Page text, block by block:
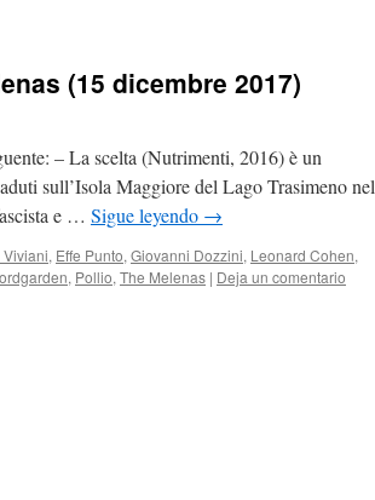
(15 dicembre 2017)
– La scelta (Nutrimenti, 2016) è un
sull’Isola Maggiore del Lago Trasimeno nel
e … Sigue leyendo →
, Effe Punto, Giovanni Dozzini, Leonard Cohen,
, Pollio, The Melenas | Deja un comentario